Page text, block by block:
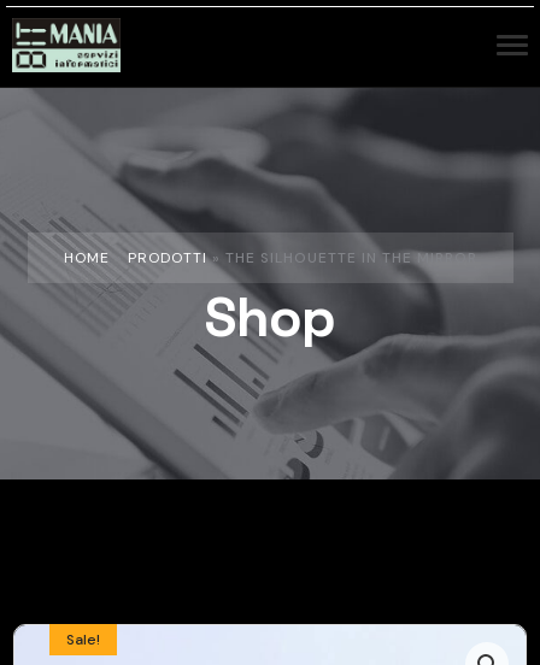
HOME »PRODOTTI» THE SILHOUETTE IN THE MIRROR
Shop
Sale!